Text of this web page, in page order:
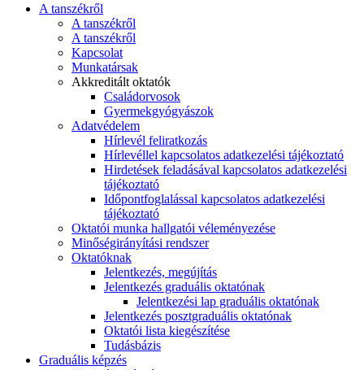
A tanszékről
A tanszékről
A tanszékről
Kapcsolat
Munkatársak
Akkreditált oktatók
Családorvosok
Gyermekgyógyászok
Adatvédelem
Hírlevél feliratkozás
Hírlevéllel kapcsolatos adatkezelési tájékoztató
Hirdetések feladásával kapcsolatos adatkezelési
tájékoztató
Időpontfoglalással kapcsolatos adatkezelési
tájékoztató
Oktatói munka hallgatói véleményezése
Minőségirányítási rendszer
Oktatóknak
Jelentkezés, megújítás
Jelentkezés graduális oktatónak
Jelentkezési lap graduális oktatónak
Jelentkezés posztgraduális oktatónak
Oktatói lista kiegészítése
Tudásbázis
Graduális képzés